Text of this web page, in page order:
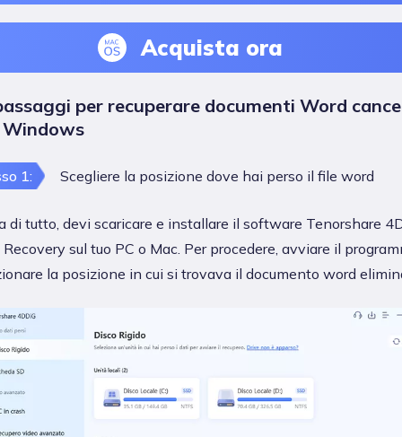
Acquista ora
per recuperare documenti Word
1: Scegliere la posizione dove hai perso il file word
di tutto, devi scaricare e installare il software Tenorshare
sul tuo PC o Mac. Per procedere, avviare il
la posizione in cui si trovava il documento word